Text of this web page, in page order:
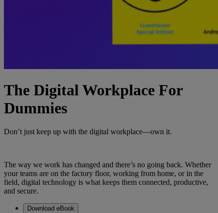
The Digital Workplace For
Dummies
Don’t just keep up with the digital workplace—own it.
The way we work has changed and there’s no going back. Whether
your teams are on the factory floor, working from home, or in the
field, digital technology is what keeps them connected, productive,
and secure.
Download eBook